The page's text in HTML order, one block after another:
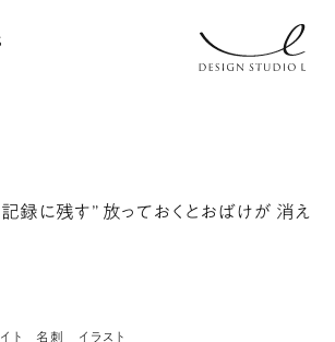
録に残す” 放っておくとおばけが 消え
ト 名刺 イラスト